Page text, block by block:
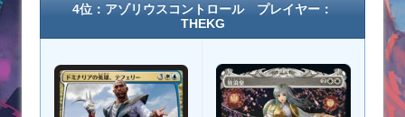
4位：アゾリウスコントロール プレイヤー：
THEKG